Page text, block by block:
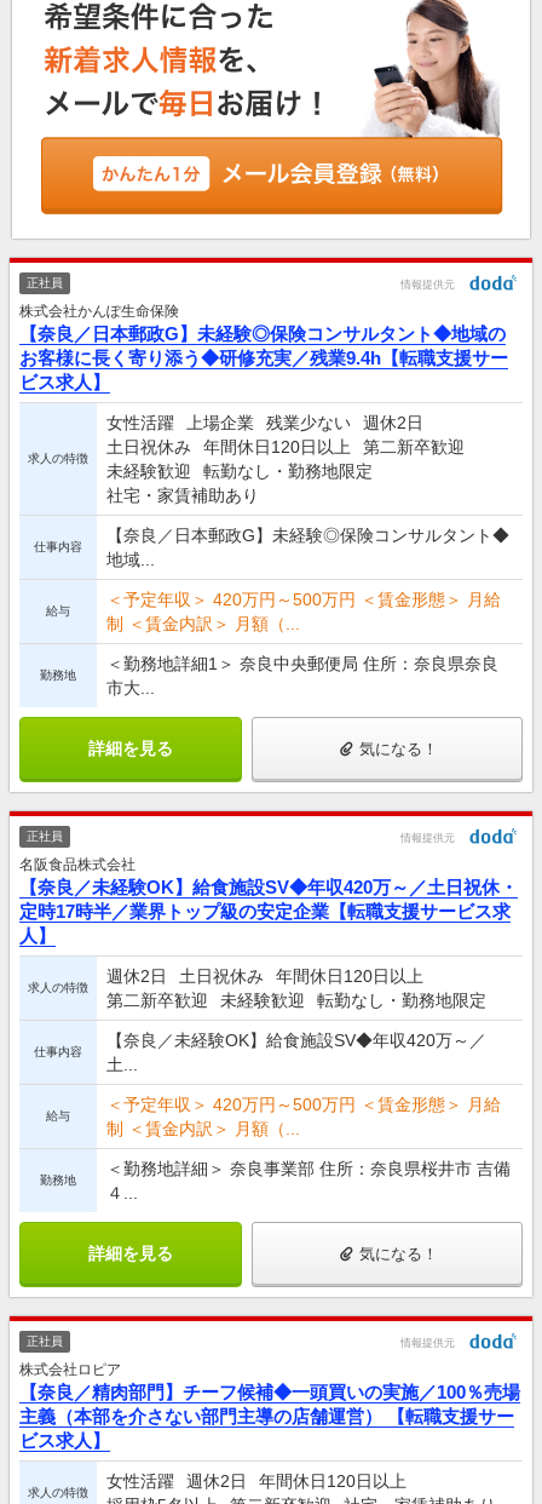
正社員 情報提供元
株式会社かんぽ生命保険
【奈良／日本郵政G】未経験◎保険コンサルタント◆地域の
お客様に長く寄り添う◆研修充実／残業9.4h【転職支援サー
ビス求人】
求人の特徴
女性活躍 上場企業 残業少ない
週休2日
土日祝休み
年間休日120日以上
第二新卒歓迎
未経験歓迎
転勤なし・勤務地限定
社宅・家賃補助あり
仕事内容
【奈良／日本郵政G】未経験◎保険コンサルタント◆
地域...
給与
＜予定年収＞ 420万円～500万円 ＜賃金形態＞ 月給
制 ＜賃金内訳＞ 月額（...
勤務地
＜勤務地詳細1＞ 奈良中央郵便局 住所：奈良県奈良
市大...
詳細を見る 気になる！
正社員 情報提供元
名阪食品株式会社
【奈良／未経験OK】給食施設SV◆年収420万～／土日祝休・
定時17時半／業界トップ級の安定企業【転職支援サービス求
人】
求人の特徴
週休2日 土日祝休み
年間休日120日以上
第二新卒歓迎
未経験歓迎 転勤なし・勤務地限定
仕事内容
【奈良／未経験OK】給食施設SV◆年収420万～／
土...
給与
＜予定年収＞ 420万円～500万円 ＜賃金形態＞ 月給
制 ＜賃金内訳＞ 月額（...
勤務地
＜勤務地詳細＞ 奈良事業部 住所：奈良県桜井市 吉備
４...
詳細を見る 気になる！
正社員 情報提供元
株式会社ロピア
【奈良／精肉部門】チーフ候補◆一頭買いの実施／100％売場
主義（本部を介さない部門主導の店舗運営） 【転職支援サー
ビス求人】
求人の特徴
女性活躍 週休2日
年間休日120日以上